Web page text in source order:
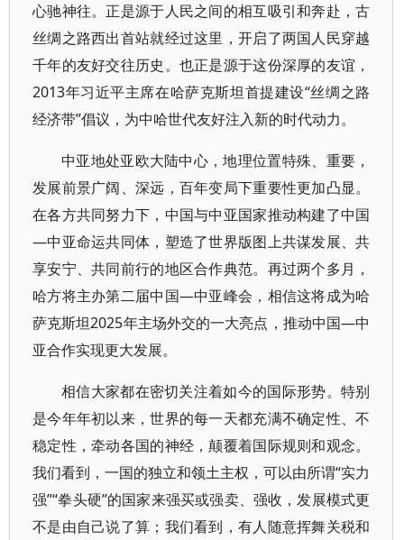
心驰神往。正是源于人民之间的相互吸引和奔赴，古
丝绸之路西出首站就经过这里，开启了两国人民穿越
千年的友好交往历史。也正是源于这份深厚的友谊，
2013年习近平主席在哈萨克斯坦首提建设“丝绸之路
经济带”倡议，为中哈世代友好注入新的时代动力。
中亚地处亚欧大陆中心，地理位置特殊、重要，
发展前景广阔、深远，百年变局下重要性更加凸显。
在各方共同努力下，中国与中亚国家推动构建了中国
—中亚命运共同体，塑造了世界版图上共谋发展、共
享安宁、共同前行的地区合作典范。再过两个多月，
哈方将主办第二届中国—中亚峰会，相信这将成为哈
萨克斯坦2025年主场外交的一大亮点，推动中国—中
亚合作实现更大发展。
相信大家都在密切关注着如今的国际形势。特别
是今年年初以来，世界的每一天都充满不确定性、不
稳定性，牵动各国的神经，颠覆着国际规则和观念。
我们看到，一国的独立和领土主权，可以由所谓“实力
强”“拳头硬”的国家来强买或强卖、强收，发展模式更
不是由自己说了算；我们看到，有人随意挥舞关税和